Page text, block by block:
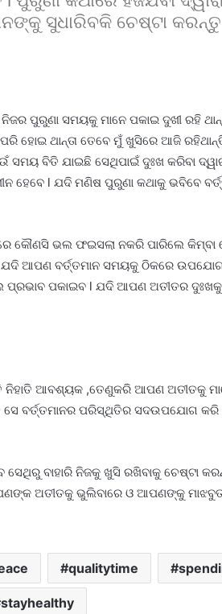
ସୁଧାରିବକି ଚେଷ୍ଟା କରନ୍ତୁ
ପୁରୁଣା ସମୟକୁ ମାନେ ପକାଇ ଦୁଖୀ ରହି
ହୋଇ ଥାନ୍ତା ତେବେ ମୁଁ ଖୁସିରେ ଆଜି
ସମୟ ବିତି ଯାଇଛି ସେଥିପାଇଁ ଦୁଃଖ କରିବା
ହେବେ l ଯଦି ମଣିଷ ପୁରୁଣା କଥାକୁ ଭବିବେ
କୌଣସି ଭଲ ଫଇସଲା ନକରି ପାରିଲେ
ଆପଣ ବର୍ତ୍ତମାନ ସମୟକୁ ଠିକରେ
ପକାଇବ l ଯଦି ଆପଣ ଅତୀତର
ନିହାତି ଆବଶ୍ୟକ ,ତେଣୁକରି ଆପଣ ଅତୀତକୁ
ସେ ବର୍ତ୍ତମାନର ପରିସ୍ଥିତିର ସଦଉପଯୋଗ
ବାହାରି ନିଜକୁ ଖୁସି ରଖିବାକୁ ଚେଷ୍ଟା
ଅତୀତକୁ ଭୁଲିବାରେ ଓ ଆପଣଙ୍କୁ
qualitytime
stayhealthy